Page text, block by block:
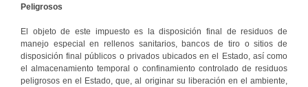
Peligrosos
El objeto de este impuesto es la disposición final de residuos de
manejo especial en rellenos sanitarios, bancos de tiro o sitios de
disposición final públicos o privados ubicados en el Estado, así como
el almacenamiento temporal o confinamiento controlado de residuos
peligrosos en el Estado, que, al originar su liberación en el ambiente,